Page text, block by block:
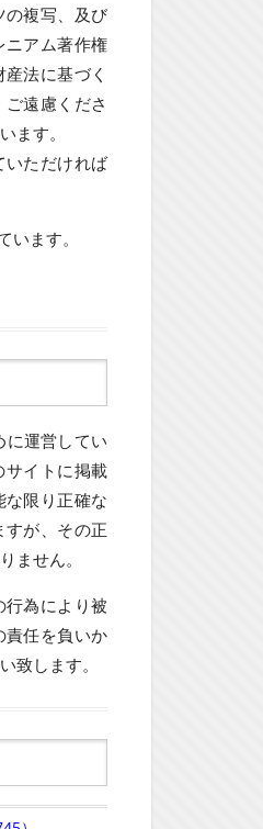
の複写、及び
ニアム著作権
法に基づく
遠慮くださ
ます。
いただければ
います。
に運営してい
サイトに掲載
な限り正確な
すが、その正
ません。
行為により被
責任を負いか
致します。